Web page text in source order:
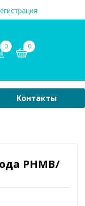
0 0
Контакты
PHMB/